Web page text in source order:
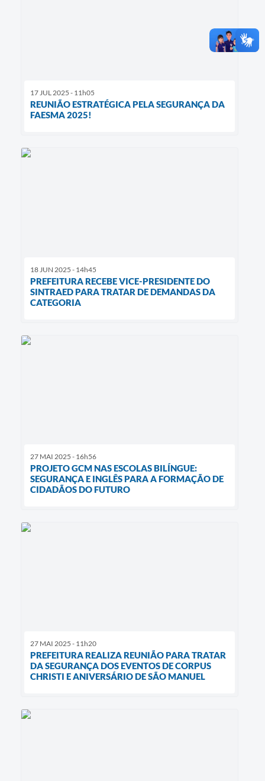
17 JUL 2025 - 11h05
REUNIÃO ESTRATÉGICA PELA SEGURANÇA DA
FAESMA 2025!
18 JUN 2025 - 14h45
PREFEITURA RECEBE VICE-PRESIDENTE DO
SINTRAED PARA TRATAR DE DEMANDAS DA
CATEGORIA
27 MAI 2025 - 16h56
PROJETO GCM NAS ESCOLAS BILÍNGUE:
SEGURANÇA E INGLÊS PARA A FORMAÇÃO DE
CIDADÃOS DO FUTURO
27 MAI 2025 - 11h20
PREFEITURA REALIZA REUNIÃO PARA TRATAR
DA SEGURANÇA DOS EVENTOS DE CORPUS
CHRISTI E ANIVERSÁRIO DE SÃO MANUEL